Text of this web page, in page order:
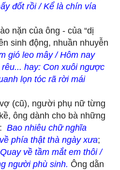
đốt rồi / Kể là chín vía
nặn của ông - của “dị
sinh động, nhuần nhuyễn
gió leo mây / Hôm nay
hay: Con xuôi ngược
lọn tóc rã rời mái
(cũ), người phụ nữ từng
ông dành cho bà những
Bao nhiêu chữ nghĩa
phía thật thà ngày xưa;
Quay về tầm mắt em thôi /
người phù sinh. Ông dằn